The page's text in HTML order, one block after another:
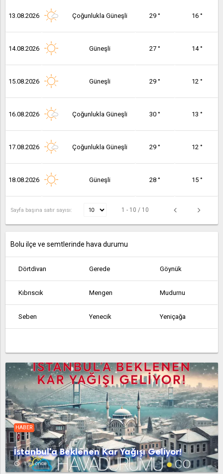
13.08.2026 Çoğunlukla Güneşli 29 ° 16 °
14.08.2026 Güneşli 27 ° 14 °
15.08.2026 Güneşli 29 ° 12 °
16.08.2026 Çoğunlukla Güneşli 30 ° 13 °
17.08.2026 Çoğunlukla Güneşli 29 ° 12 °
18.08.2026 Güneşli 28 ° 15 °
Sayfa başına satır sayısı: 1 - 10 / 10
Bolu ilçe ve semtlerinde hava durumu
Dörtdivan Gerede Göynük
Kıbrıscık Mengen Mudurnu
Seben Yenecik Yeniçağa
HABER
İstanbul'a Beklenen Kar Yağışı Geliyor!
access_time 1 yıl önce